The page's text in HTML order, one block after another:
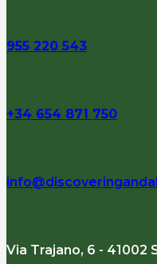
955 220 543
+34 654 871 750
Via Trajano, 6 - 41002